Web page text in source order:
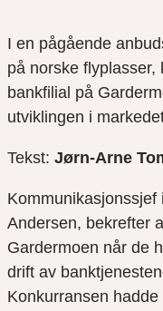
I en pågående
på norske flyplasser,
bankfilial på
utviklingen i
Tekst: Jørn-Arne
Kommunikasjonssjef
Andersen, bekrefter
Gardermoen når de
drift av
Konkurransen